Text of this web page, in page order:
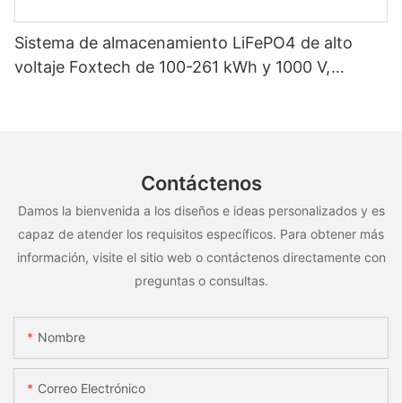
Sistema de almacenamiento LiFePO4 de alto
voltaje Foxtech de 100-261 kWh y 1000 V,
Contáctenos
Damos la bienvenida a los diseños e ideas personalizados y es
capaz de atender los requisitos específicos. Para obtener más
información, visite el sitio web o contáctenos directamente con
preguntas o consultas.
Nombre
Correo Electrónico